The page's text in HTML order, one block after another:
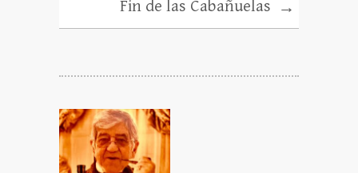
Fin de las Cabañuelas →